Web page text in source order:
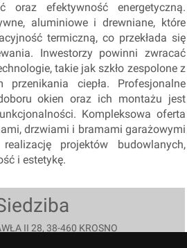
oraz efektywność energetyczną.
aluminiowe i drewniane, które
termiczną, co przekłada się
Inwestorzy powinni zwracać
takie jak szkło zespolone z
przenikania ciepła. Profesjonalne
okien oraz ich montażu jest
Kompleksowa oferta
drzwiami i bramami garażowymi
projektów budowlanych,
i estetykę.
II 28, 38-460 KROSNO